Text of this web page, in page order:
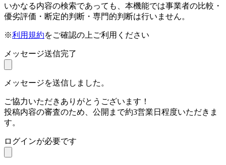
いかなる内容の検索であっても、本機能では事業者の比較・
優劣評価・断定的判断・専門的判断は行いません。
※利用規約をご確認の上ご利用ください
メッセージ送信完了
メッセージを送信しました。
ご協力いただきありがとうございます！
投稿内容の審査のため、公開まで約3営業日程度いただきま
す。
ログインが必要です